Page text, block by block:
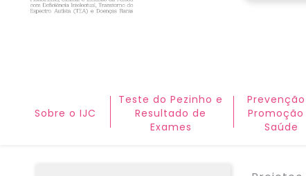
Sobre o IJC
Teste do Pezinho e
Resultado de
Exames
Promoção
Saúde​